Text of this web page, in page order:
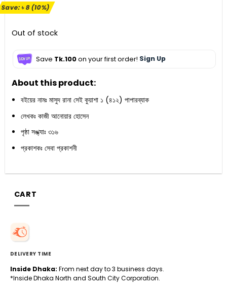
was:
is:
Save:৳8(10%)
Out of stock
Save Tk.100on your first order! Sign Up
About this product:
বইয়ের নামঃ মাসুদ রানা সেই কুয়াশা ১ (৪১২) পাপারব্যাক
লেখকঃ কাজী আনোয়ার হোসেন
পৃষ্ঠা সঙ্খ্যাঃ ৩১৬
প্রকাশকঃ সেবা প্রকাশনী
CART
DELIVERY TIME
Inside Dhaka: From next day to 3 business days.
*Inside Dhaka North and South City Corporation.